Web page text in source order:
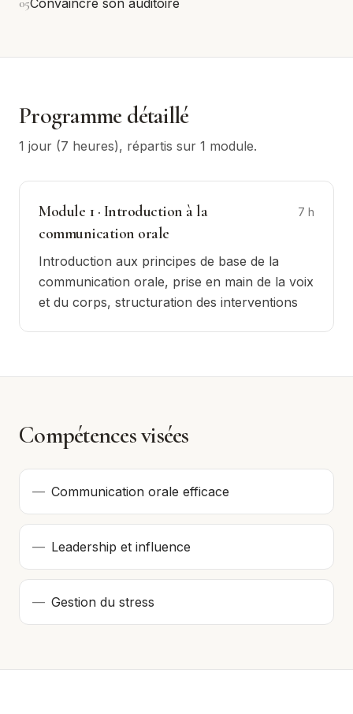
05Convaincre son auditoire
Programme détaillé
1 jour (7 heures), répartis sur 1 module.
Module 1· Introduction à la
communication orale
7 h
Introduction aux principes de base de la
communication orale, prise en main de la voix
et du corps, structuration des interventions
Compétences visées
— Communication orale efficace
— Leadership et influence
— Gestion du stress